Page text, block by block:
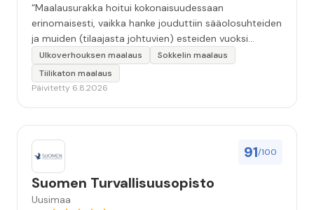
“Maalausurakka hoitui kokonaisuudessaan
erinomaisesti, vaikka hanke jouduttiin sääolosuhteiden
ja muiden (tilaajasta johtuvien) esteiden vuoksi
keskeyttämään n. 3 viikoksi. Maalaistulos on oikein
hyvä, yhteydenpito erinomaista, jälkityöt tehtiin
huolellisesti. Suosittelen. Erityiskiitos itse maalareille:
Ulkoverhouksen maalaus
Sokkelin maalaus
Tiilikaton maalaus
Päivitetty 6.8.2026
91/100
Suomen Turvallisuusopisto
Uusimaa